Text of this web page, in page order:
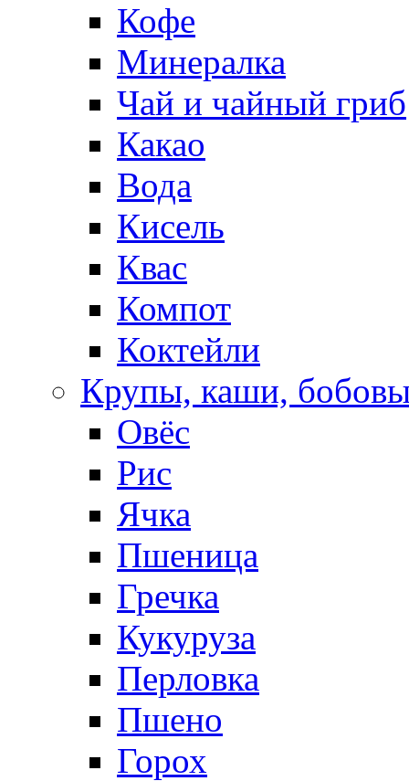
Кофе
Минералка
Чай и чайный гриб
Какао
Вода
Кисель
Квас
Компот
Коктейли
Крупы, каши,
Овёс
Рис
Ячка
Пшеница
Гречка
Кукуруза
Перловка
Пшено
Горох